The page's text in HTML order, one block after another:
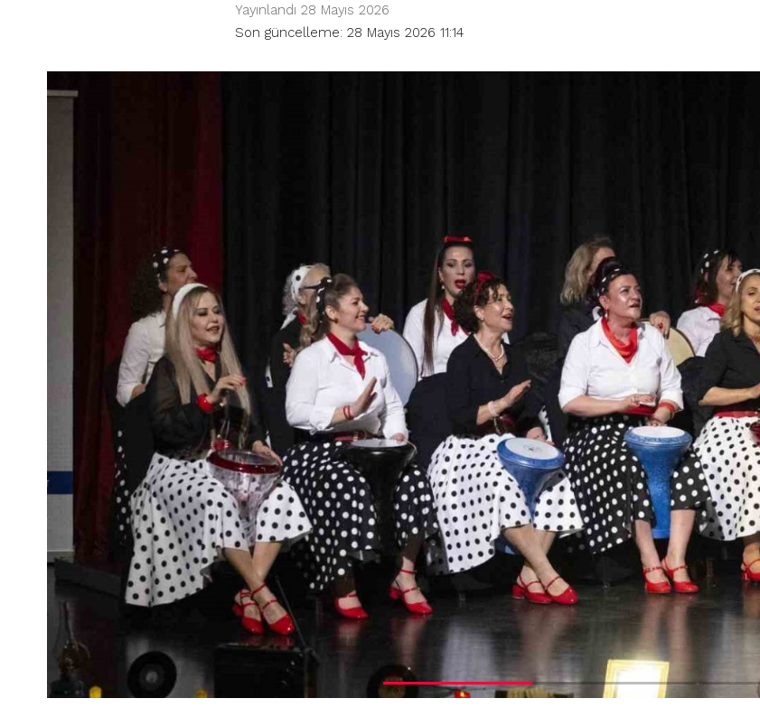
Son güncelleme: 28 Mayıs 2026 11:14
Yayınlandı 28 Mayıs 2026